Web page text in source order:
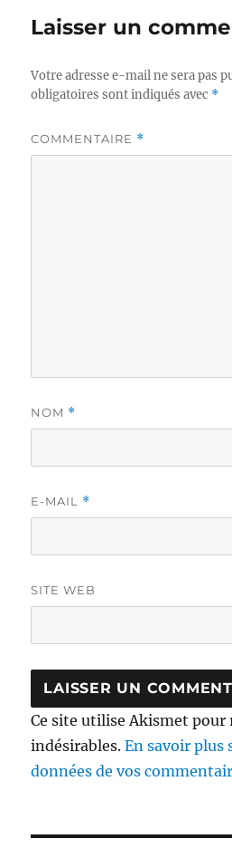
Laisser un
Votre adresse e-mail ne sera pas
obligatoires sont indiqués avec *
COMMENTAIRE *
NOM *
E-MAIL *
SITE WEB
Ce site utilise Akismet pour
indésirables.En savoir plus
données de vos